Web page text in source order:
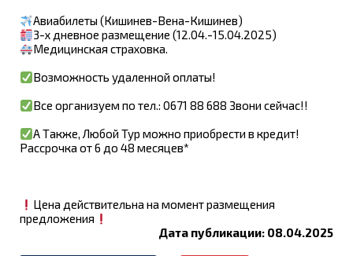
Авиабилеты (Кишинев-Вена-Кишинев)
3-х дневное размещение (12.04.-15.04.2025)
Медицинская страховка.
Возможность удаленной оплаты!
Все организуем по тел.: 0671 88 688 Звони сейчас!!
А Также, Любой Тур можно приобрести в кредит!
Рассрочка от 6 до 48 месяцев*
Цена действительна на момент размещения
предложения
Дата публикации: 08.04.2025